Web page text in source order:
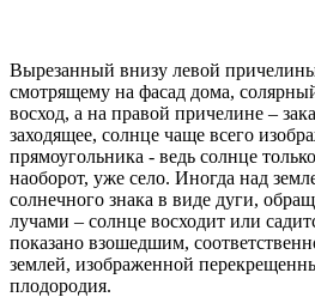
Вырезанный внизу левой
смотрящему на фасад дома,
восход, а на правой причелине –
заходящее, солнце чаще всего
прямоугольника - ведь солнце
наоборот, уже село. Иногда над
солнечного знака в виде дуги,
лучами – солнце восходит или
показано взошедшим,
землей, изображенной
плодородия.